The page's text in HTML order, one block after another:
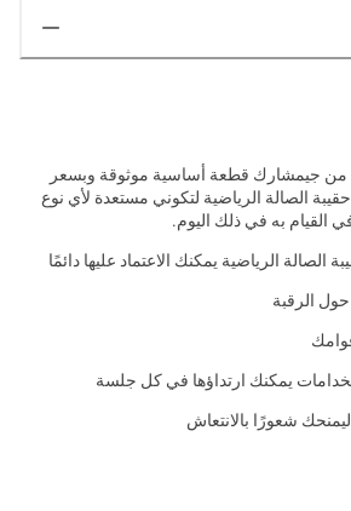
من جيمشارك قطعة أساسية موثوقة وبسعر
الصالة الرياضية لتكوني مستعدة لأي نوع
القيام به في ذلك اليوم.
الصالة الرياضية يمكنك الاعتماد عليها دائمًا
الرقبة
يمكنك ارتداؤها في كل جلسة
شعورًا بالانتعاش